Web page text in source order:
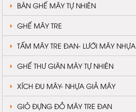
BÀN GHẾ MÂY TỰ NHIÊN
GHẾ MÂY TRE
TẤM MÂY TRE ĐAN- LƯỚI MÂY NHỰA
GHẾ THƯ GIÃN MÂY TỰ NHIÊN
XÍCH ĐU MÂY- NHỰA GIẢ MÂY
GIỎ ĐỰNG ĐỒ MÂY TRE ĐAN